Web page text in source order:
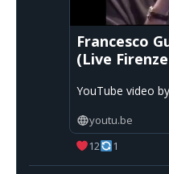
Francesco
(Live
YouTube video
youtu.be
12
1